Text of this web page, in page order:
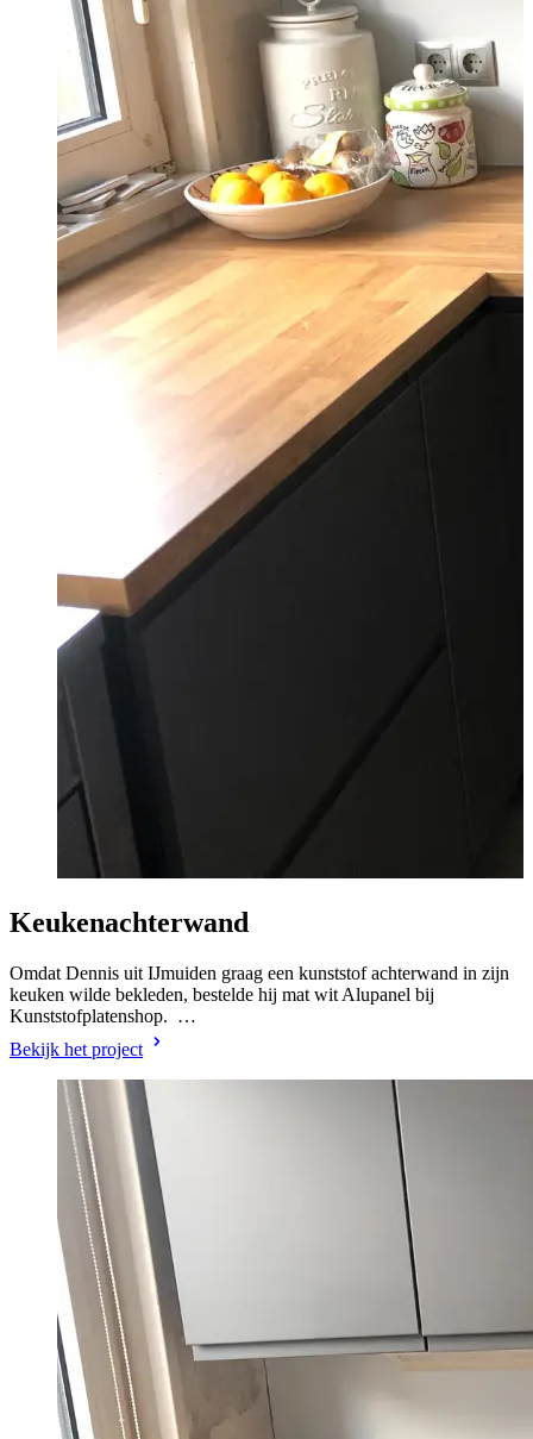
Keukenachterwand
Omdat Dennis uit IJmuiden graag een kunststof achterwand in zijn
keuken wilde bekleden, bestelde hij mat wit Alupanel bij
Kunststofplatenshop. …
Bekijk het project